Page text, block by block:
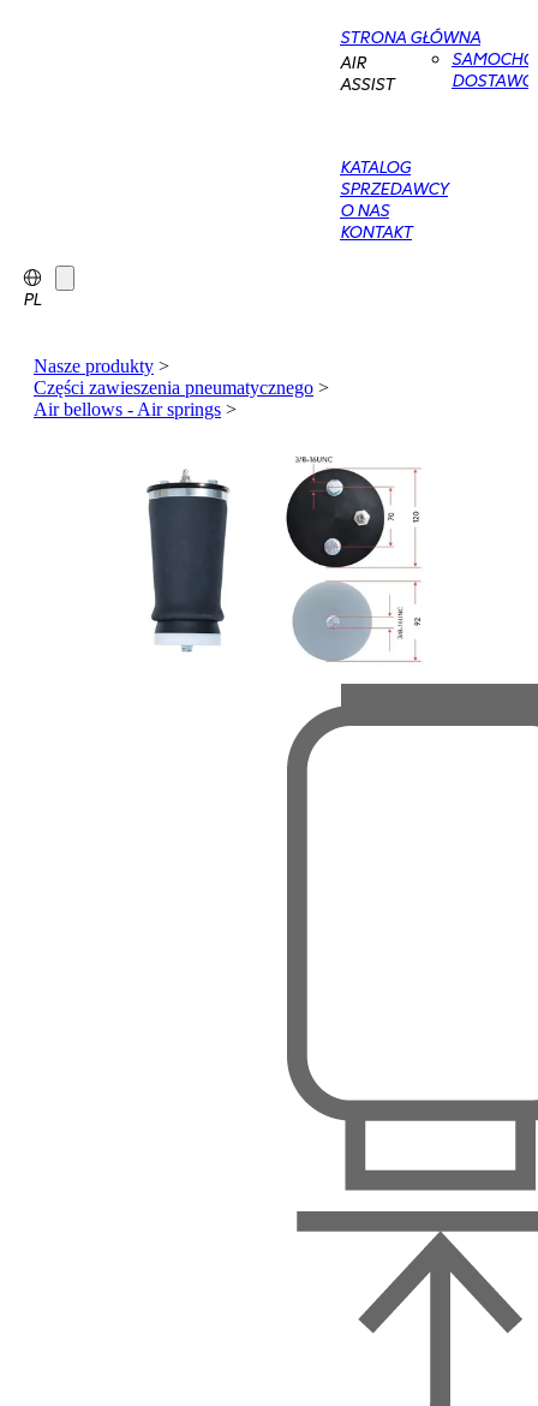
STRONA GŁÓWNA
AIR
ASSIST
KATALOG
SPRZEDAWCY
O NAS
KONTAKT
PL
Nasze produkty >
Części zawieszenia pneumatycznego >
Air bellows - Air springs >